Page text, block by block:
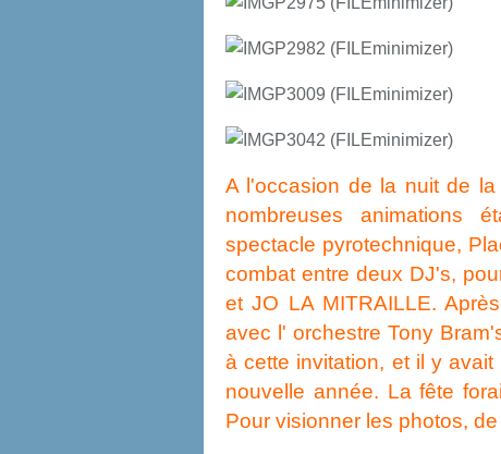
A l'occasion de la nuit de
nombreuses animations
spectacle pyrotechnique,
combat entre deux DJ's,
et JO LA MITRAILLE.
avec l' orchestre Tony
à cette invitation, et il y
nouvelle année. La fête
Pour visionner les photos,